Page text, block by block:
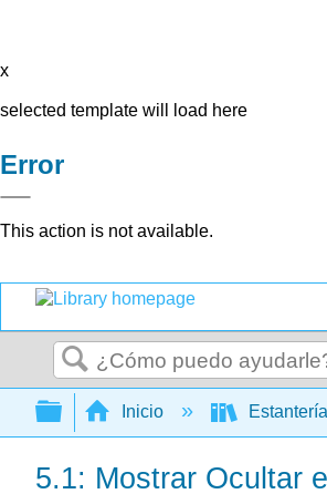
x
selected template will load here
Error
This action is not available.
Buscar
Expandir/contraer
Inicio Estantería
5.1: Mostrar Ocultar